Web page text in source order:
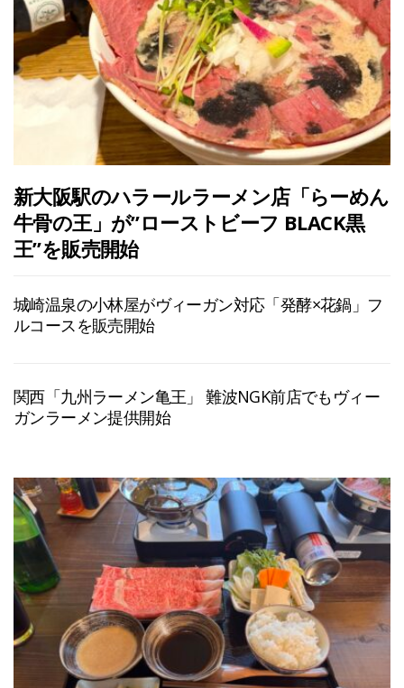
新大阪駅のハラールラーメン店「らーめん
牛骨の王」が”ローストビーフ BLACK黒
王”を販売開始
城崎温泉の小林屋がヴィーガン対応「発酵×花鍋」フ
ルコースを販売開始
関西「九州ラーメン亀王」 難波NGK前店でもヴィー
ガンラーメン提供開始